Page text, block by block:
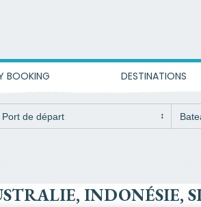
BOOKING DESTINATIONS
INDONÉSIE,